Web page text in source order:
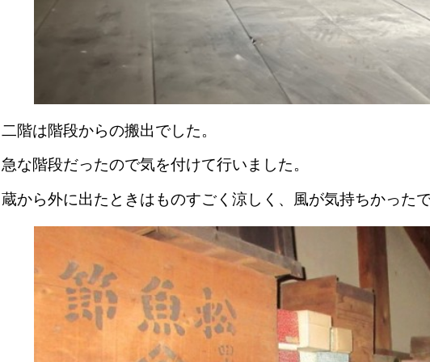
二階は階段からの搬出でした。
急な階段だったので気を付けて行いました。
蔵から外に出たときはものすごく涼しく、風が気持ちかった